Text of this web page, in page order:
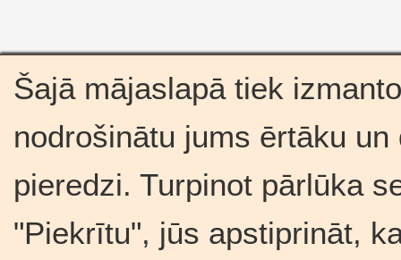
Šajā mājaslapā tiek
nodrošinātu jums ērtāku
pieredzi. Turpinot pārlūka
"Piekrītu", jūs apstiprināt,